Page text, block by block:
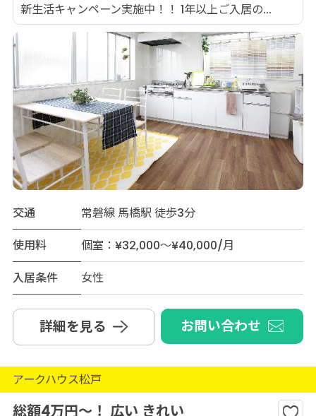
新生活キャンペーン実施中！！ 1年以上ご入居の...
交通
常磐線 馬橋駅 徒歩3分
使用料
個室：¥32,000～¥40,000/月
入居条件
女性
詳細を見る お問い合わせ
アークハウス松戸
総額4万円～！ 広い きれい